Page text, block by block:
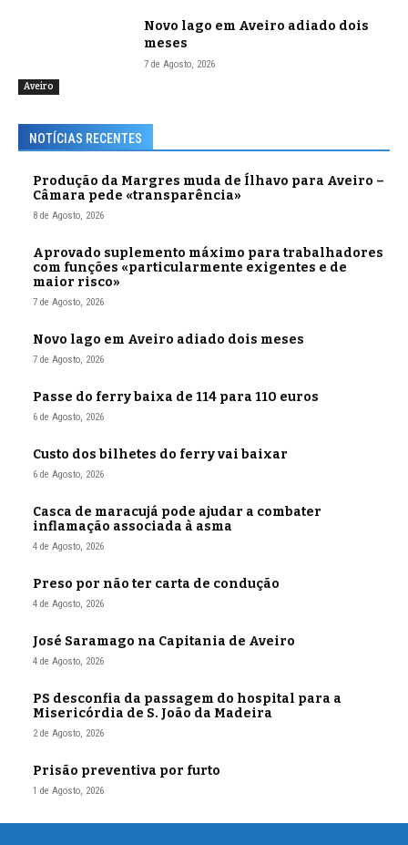
Aveiro
Novo lago em Aveiro adiado dois
meses
7 de Agosto, 2026
NOTÍCIAS RECENTES
Produção da Margres muda de Ílhavo para Aveiro –
Câmara pede «transparência»
8 de Agosto, 2026
Aprovado suplemento máximo para trabalhadores
com funções «particularmente exigentes e de
maior risco»
7 de Agosto, 2026
Novo lago em Aveiro adiado dois meses
7 de Agosto, 2026
Passe do ferry baixa de 114 para 110 euros
6 de Agosto, 2026
Custo dos bilhetes do ferry vai baixar
6 de Agosto, 2026
Casca de maracujá pode ajudar a combater
inflamação associada à asma
4 de Agosto, 2026
Preso por não ter carta de condução
4 de Agosto, 2026
José Saramago na Capitania de Aveiro
4 de Agosto, 2026
PS desconfia da passagem do hospital para a
Misericórdia de S. João da Madeira
2 de Agosto, 2026
Prisão preventiva por furto
1 de Agosto, 2026